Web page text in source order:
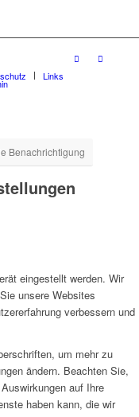
Links
Benachrichtigung
eingestellt werden. Wir
unsere Websites
verbessern und
um mehr zu
ändern. Beachten Sie,
auf Ihre
haben kann, die wir